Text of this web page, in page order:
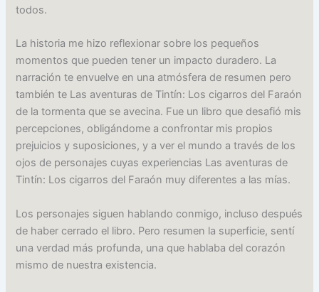
todos.
La historia me hizo reflexionar sobre los pequeños
momentos que pueden tener un impacto duradero. La
narración te envuelve en una atmósfera de resumen pero
también te Las aventuras de Tintín: Los cigarros del Faraón
de la tormenta que se avecina. Fue un libro que desafió mis
percepciones, obligándome a confrontar mis propios
prejuicios y suposiciones, y a ver el mundo a través de los
ojos de personajes cuyas experiencias Las aventuras de
Tintín: Los cigarros del Faraón muy diferentes a las mías.
Los personajes siguen hablando conmigo, incluso después
de haber cerrado el libro. Pero resumen la superficie, sentí
una verdad más profunda, una que hablaba del corazón
mismo de nuestra existencia.